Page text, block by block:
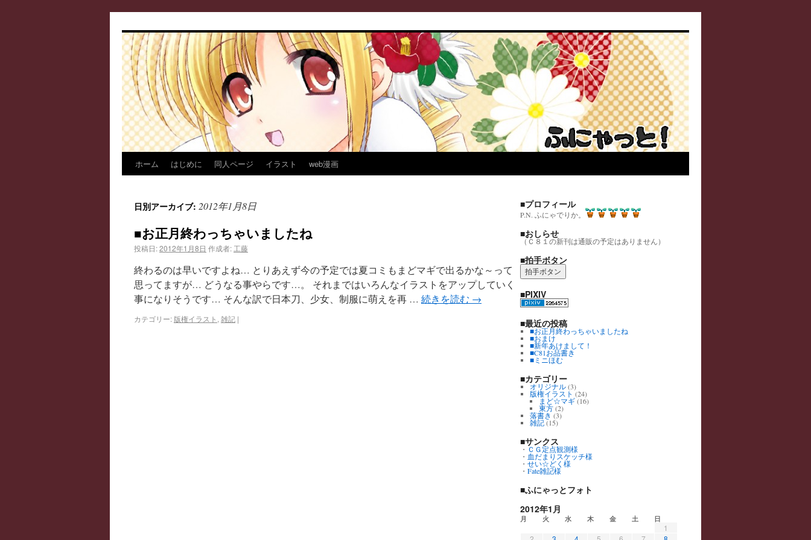
ホーム はじめに 同人ページ イラスト web漫画
日別アーカイブ: 2012年1月8日
■お正月終わっちゃいましたね
投稿日:2012年1月8日 作成者: 工藤
終わるのは早いですよね… とりあえず今の予定では夏コミもまどマギで出るかな～って
思ってますが… どうなる事やらです…。 それまではいろんなイラストをアップしていく
事になりそうです… そんな訳で日本刀、少女、制服に萌えを再 … 続きを読む →
カテゴリー: 版権イラスト , 雑記 |
■プロフィール
P.N. ふにゃでりか。
■おしらせ
（Ｃ８１の新刊は通販の予定はありません）
■拍手ボタン
■PIXIV
■最近の投稿
■お正月終わっちゃいましたね
■おまけ
■新年あけまして！
■C81お品書き
■ミニほむ
■カテゴリー
オリジナル(3)
版権イラスト (24)
まど☆マギ(16)
東方(2)
落書き (3)
雑記(15)
■サンクス
・ ＣＧ定点観測様
・ 血だまりスケッチ様
・ せい☆どく様
・ Fate雑記様
■ふにゃっとフォト
2012年1月
月 火 水 木 金 土 日
1